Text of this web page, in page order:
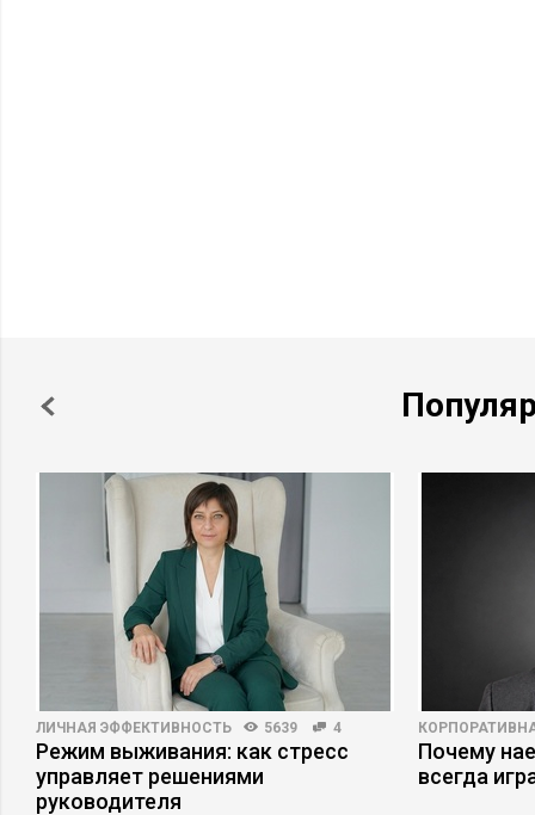
ЛИЧНАЯ ЭФФЕКТИВНОСТЬ 5639 4
Режим выживания: как стресс
управляет решениями
руководителя
Почему
всегда